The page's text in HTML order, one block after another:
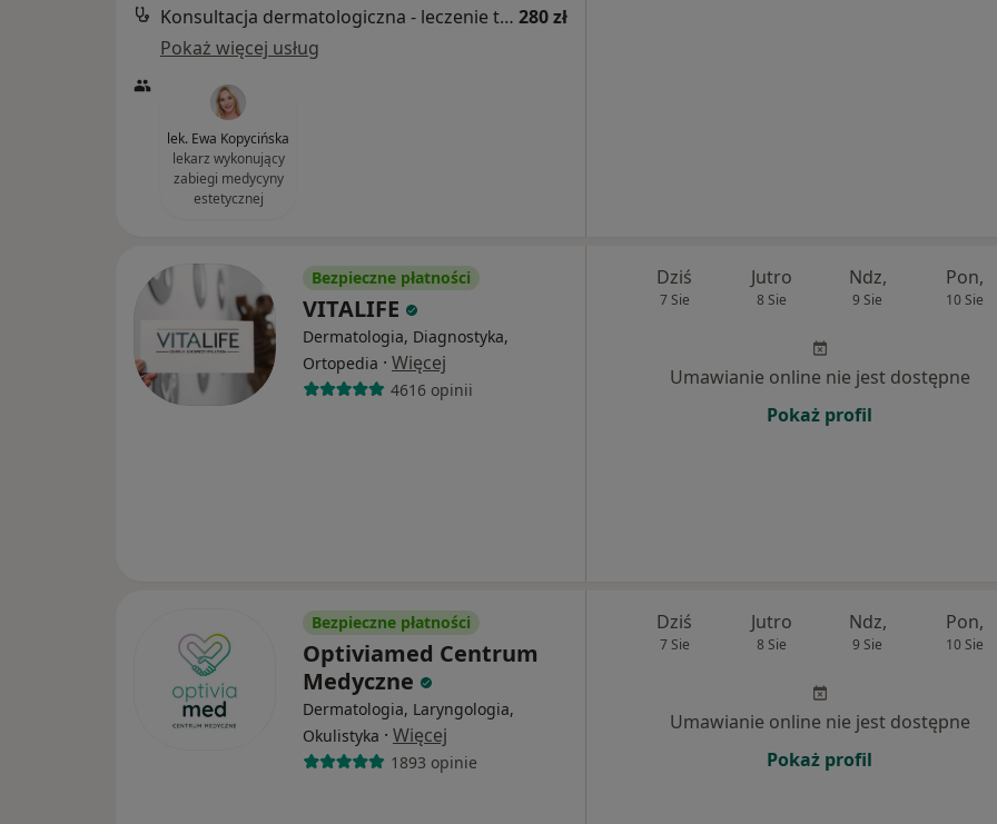
Konsultacja dermatologiczna - leczenie trądziku 280 zł
Pokaż więcej usług
lek. Ewa Kopycińska
lekarz wykonujący
zabiegi medycyny
estetycznej
Bezpieczne płatności
VITALIFE
Dermatologia, Diagnostyka,
Ortopedia · Więcej
4616 opinii
Dziś
7 Sie
Jutro
8 Sie
Ndz,
9 Sie
Pon,
10 Sie
Umawianie online nie jest dostępne
Pokaż profil
Bezpieczne płatności
Optiviamed Centrum
Medyczne
Dermatologia, Laryngologia,
Okulistyka · Więcej
1893 opinie
Dziś
7 Sie
Jutro
8 Sie
Ndz,
9 Sie
Pon,
10 Sie
Umawianie online nie jest dostępne
Pokaż profil